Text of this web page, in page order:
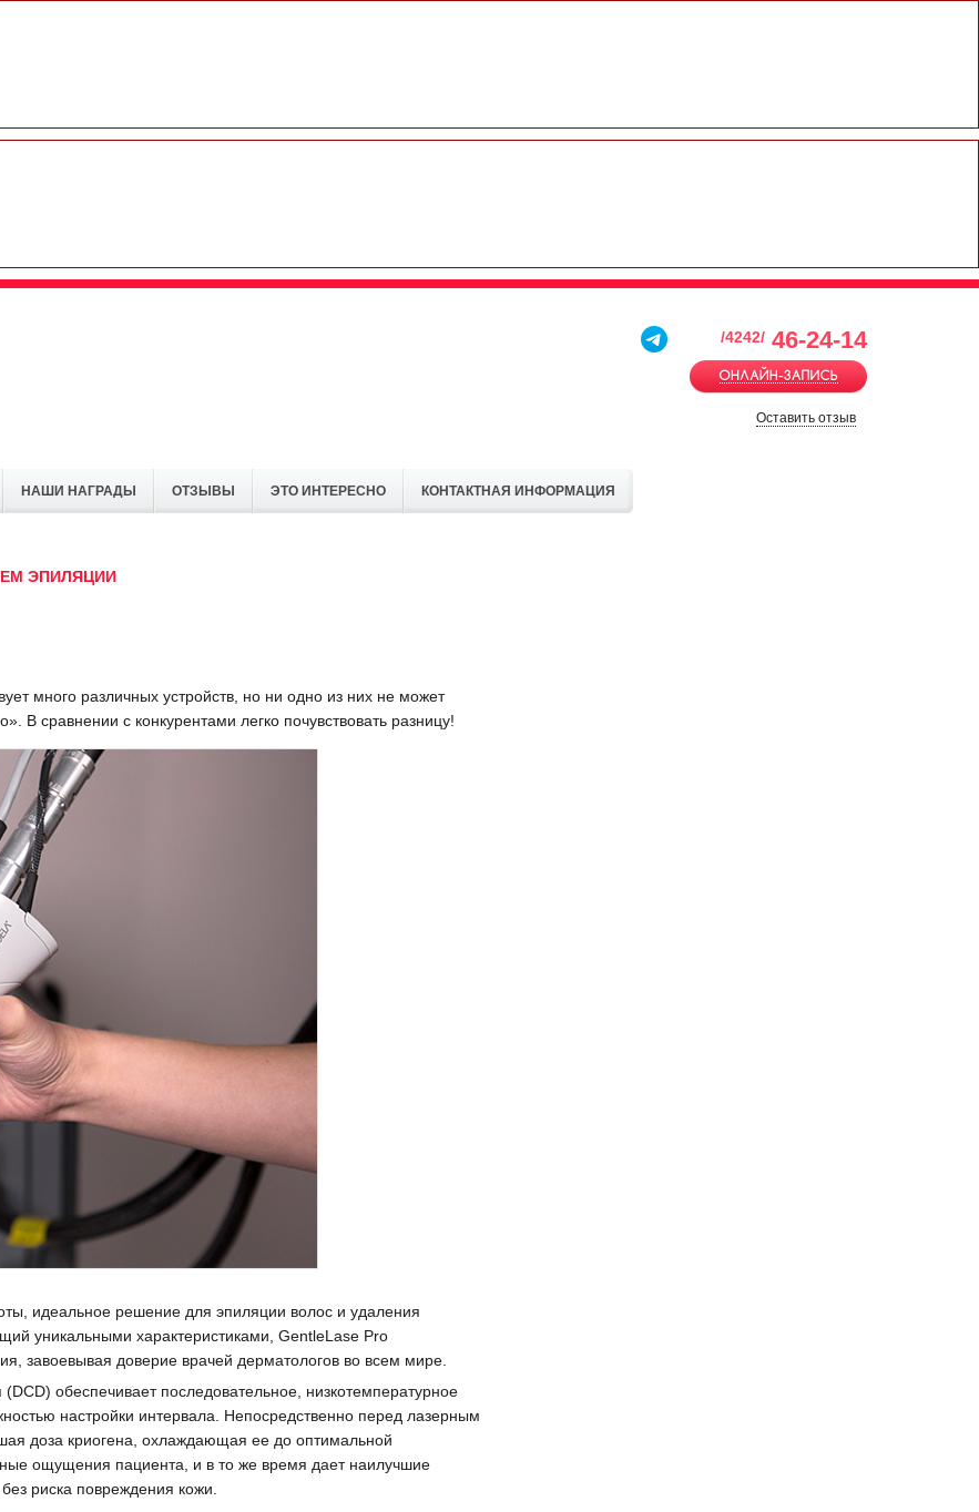
/4242/ 46-24-14
Оставить отзыв
НАШИ НАГРАДЫ ОТЗЫВЫ ЭТО ИНТЕРЕСНО КОНТАКТНАЯ ИНФОРМАЦИЯ
ЭПИЛЯЦИИ
много различных устройств, но ни одно из них не может
В сравнении с конкурентами легко почувствовать разницу!
идеальное решение для эпиляции волос и удаления
уникальными характеристиками, GentleLase Pro
завоевывая доверие врачей дерматологов во всем мире.
обеспечивает последовательное, низкотемпературное
настройки интервала. Непосредственно перед лазерным
доза криогена, охлаждающая ее до оптимальной
ощущения пациента, и в то же время дает наилучшие
риска повреждения кожи.